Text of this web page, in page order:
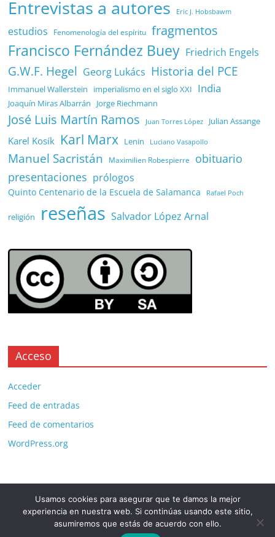
Entrevistas a autores Eric J. Hobsbawm
estudios Fenomenología del espíritu fragmentos
Francisco Fernández Buey Friedrich Engels
G.W.F. Hegel Georg Lukács Historia del PCE
Immanuel Wallerstein imperialismo en el siglo XXI India
Joaquín Miras Albarrán Jorge Riechmann
José Luis Martín Ramos Juan Torres López Julian Assange
Karel Kosík Karl Marx Lenin Luciano Vasapollo
Manuel Sacristán Maximilien Robespierre
obituario
presentaciones prólogos
Quinto Centenario de la Escuela de Salamanca Rafael Poch
religión reseñas Salvador López Arnal
Acceso
Acceder
Feed de entradas
Feed de comentarios
WordPress.org
Copyright © 2026 . All rights reserved.
ColorMag Pro by ThemeGrill. Powered byWordPress.
Usamos cookies para asegurar que te damos la mejor
experiencia en nuestra web. Si continúas usando este sitio,
asumiremos que estás de acuerdo con ello.